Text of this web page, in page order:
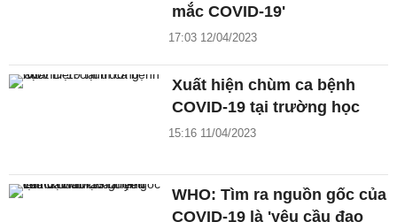
mắc COVID-19'
17:03 12/04/2023
Xuất hiện chùm ca bệnh
COVID-19 tại trường học
15:16 11/04/2023
WHO: Tìm ra nguồn gốc của
COVID-19 là 'yêu cầu đạo